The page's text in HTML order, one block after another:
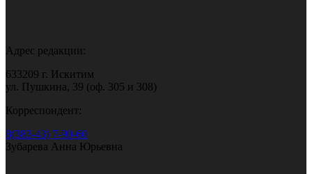
Адрес редакции:
633209 г. Искитим
ул. Пушкина, 39 (оф. 305 и 308)
Корреспондент:
8(383-43) 7-90-60
Зубарева Анна Юрьевна